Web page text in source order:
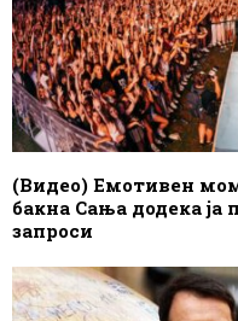
(Видео) Емотивен
бакна Сања додека ја
запроси